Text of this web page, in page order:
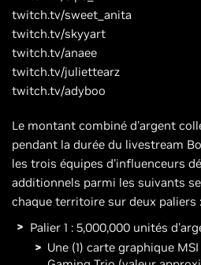
twitch.tv/sweet_anita
twitch.tv/skyyart
twitch.tv/anaee
twitch.tv/juliettearz
twitch.tv/adyboo
Le montant combiné d'argent
pendant la durée du livestream
les trois équipes d'influenceurs
additionnels parmi les suivants
chaque territoire sur deux paliers :
Palier 1 : 5,000,000 unités
Une (1) carte graphique